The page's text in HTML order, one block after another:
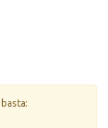
basta: